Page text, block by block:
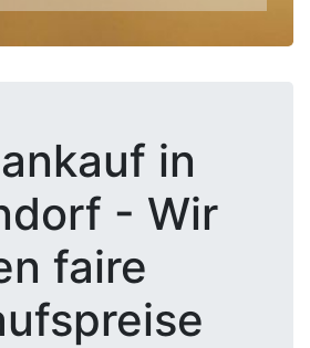
in
- Wir
faire